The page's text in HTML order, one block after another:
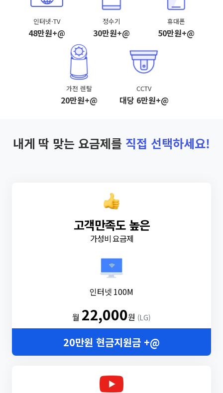
인터넷·TV
48만원+@
정수기
30만원+@
휴대폰
50만원+@
가전 렌탈
20만원+@
CCTV
대당 6만원+@
내게 딱 맞는 요금제를 직접 선택하세요!
고객만족도 높은
가성비 요금제
인터넷 100M
월 22,000원 (LG)
20만원 현금지원금 +@